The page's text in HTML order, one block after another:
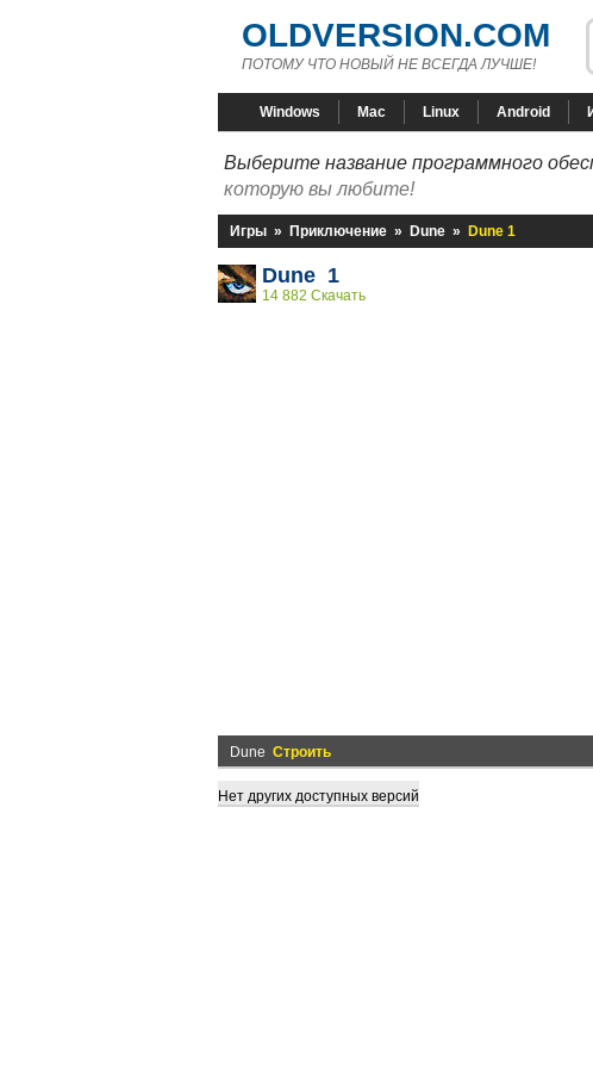
OLDVERSION.COM
ПОТОМУ ЧТО НОВЫЙ НЕ ВСЕГДА ЛУЧШЕ!
Windows Mac Linux Android
Выберите название программного
которую вы любите!
Игры » Приключение » Dune » Dune 1
Dune 1
14 882 Скачать
Dune Строить
Нет других доступных версий